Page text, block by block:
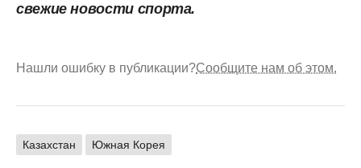
свежие новости спорта.
Нашли ошибку в публикации?Сообщите нам об этом.
Казахстан Южная Корея